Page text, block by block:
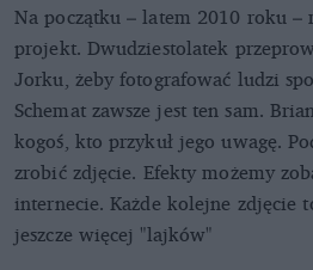
Na początku – latem 2010 roku –
projekt. Dwudziestolatek
Jorku, żeby fotografować ludzi
Schemat zawsze jest ten sam.
kogoś, kto przykuł jego uwagę.
zrobić zdjęcie. Efekty możemy
internecie. Każde kolejne zdjęcie
jeszcze więcej "lajków"